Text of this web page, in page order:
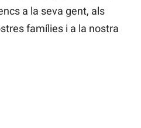
a la seva gent, als
famílies i a la nostra